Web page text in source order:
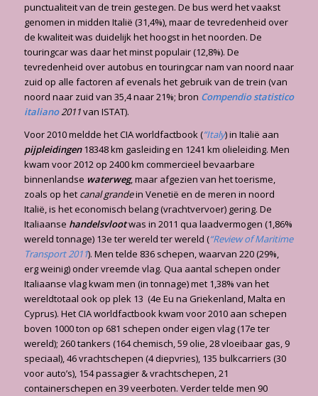
punctualiteit van de trein gestegen. De bus werd het vaakst
genomen in midden Italië (31,4%), maar de tevredenheid over
de kwaliteit was duidelijk het hoogst in het noorden. De
touringcar was daar het minst populair (12,8%). De
tevredenheid over autobus en touringcar nam van noord naar
zuid op alle factoren af evenals het gebruik van de trein (van
noord naar zuid van 35,4 naar 21%; bron Compendio statistico
italiano2011van ISTAT).
Voor 2010 meldde het CIA worldfactbook (“Italy) in Italië aan
pijpleidingen18348 km gasleiding en 1241 km olieleiding. Men
kwam voor 2012 op 2400 km commercieel bevaarbare
binnenlandse waterweg, maar afgezien van het toerisme,
zoals op het canal grandein Venetië en de meren in noord
Italië, is het economisch belang (vrachtvervoer) gering. De
Italiaanse handelsvlootwas in 2011 qua laadvermogen (1,86%
wereld tonnage) 13e ter wereld ter wereld (“Review of Maritime
Transport 2011). Men telde 836 schepen, waarvan 220 (29%,
erg weinig) onder vreemde vlag. Qua aantal schepen onder
Italiaanse vlag kwam men (in tonnage) met 1,38% van het
wereldtotaal ook op plek 13 (4e Eu na Griekenland, Malta en
Cyprus). Het CIA worldfactbook kwam voor 2010 aan schepen
boven 1000 ton op 681 schepen onder eigen vlag (17e ter
wereld); 260 tankers (164 chemisch, 59 olie, 28 vloeibaar gas, 9
speciaal), 46 vrachtschepen (4 diepvries), 135 bulkcarriers (30
voor auto’s), 154 passagier & vrachtschepen, 21
containerschepen en 39 veerboten. Verder telde men 90